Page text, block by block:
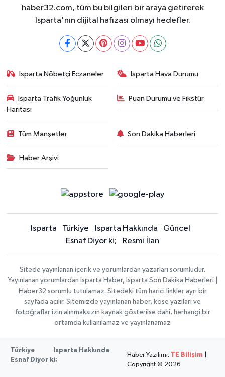
haber32.com, tüm bu bilgileri bir araya getirerek
Isparta'nın dijital hafızası olmayı hedefler.
Isparta Nöbetçi Eczaneler Isparta Hava Durumu
Isparta Trafik Yoğunluk
Haritası
Puan Durumu ve Fikstür
Tüm Manşetler Son Dakika Haberleri
Haber Arşivi
Isparta Türkiye Isparta Hakkında
Güncel
Esnaf Diyor ki;
Resmi İlan
Sitede yayınlanan içerik ve yorumlardan yazarları sorumludur.
Yayınlanan yorumlardan Isparta Haber, Isparta Son Dakika Haberleri |
Haber32 sorumlu tutulamaz. Sitedeki tüm harici linkler ayrı bir
sayfada açılır. Sitemizde yayınlanan haber, köşe yazıları ve
fotoğraflar izin alınmaksızın kaynak gösterilse dahi, herhangi bir
ortamda kullanılamaz ve yayınlanamaz
Türkiye
Isparta Hakkında
Esnaf Diyor ki;
Haber Yazılımı: TE Bilişim
Copyright © 2026